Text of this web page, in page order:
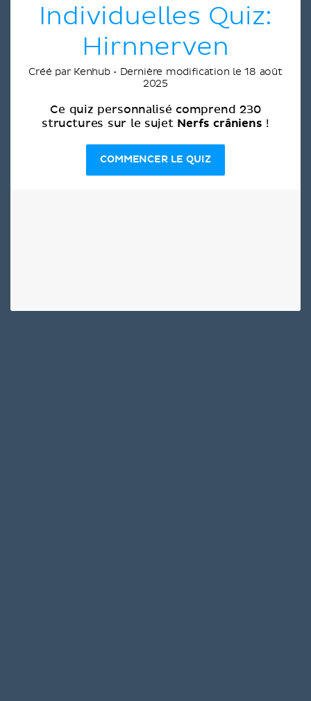
Individuelles Quiz:
Hirnnerven
Créé par Kenhub • Dernière modification le 18 août
2025
Ce quiz personnalisé comprend 230
structures sur le sujet Nerfs crâniens !
COMMENCER LE QUIZ